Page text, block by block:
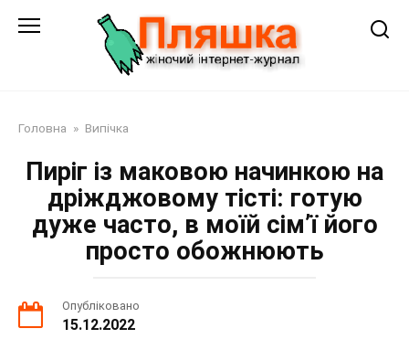
Головна » Випічка
Пиріг із маковою начинкою на
дріжджовому тісті: готую
дуже часто, в моїй сім’ї його
просто обожнюють
Опубліковано
15.12.2022